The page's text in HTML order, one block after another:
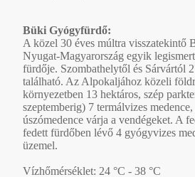
Büki Gyógyfürdő:
A közel 30 éves múltra visszatekintő
Nyugat-Magyarország egyik
fürdője. Szombathelytől és Sárvártól
található. Az Alpokaljához közeli
környezetben 13 hektáros, szép
szeptemberig) 7 termálvizes
úszómedence várja a vendégeket. A
fedett fürdőben lévő 4 gyógyvizes
üzemel.
Vízhőmérséklet: 24 °C - 38 °C